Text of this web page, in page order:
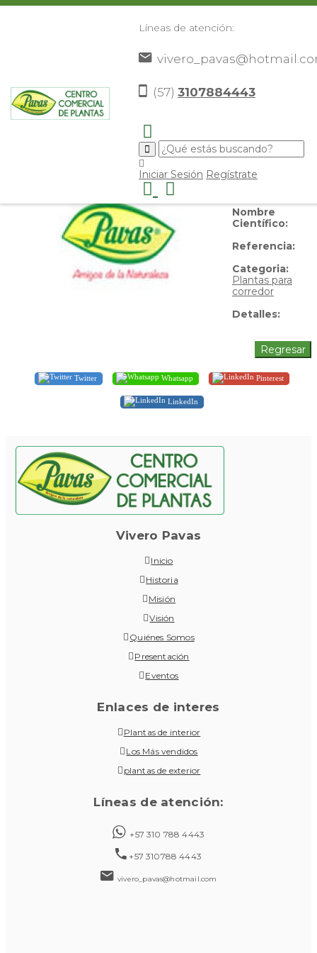
Líneas de atención:
(57) 3107884443
Iniciar Sesión Regístrate
Geranios
Común:
Nombre
Científico:
Referencia:
Categoria:
Plantas para
corredor
Detalles:
Twitter Whatsapp Pinterest
LinkedIn
Vivero Pavas
Inicio
Historia
Misión
Visión
Quiénes Somos
Presentación
Eventos
Enlaces de interes
Plantas de interior
Los Más vendidos
plantas de exterior
Líneas de atención:
+57 310 788 4443
+57 310788 4443
vivero_pavas@hotmail.com